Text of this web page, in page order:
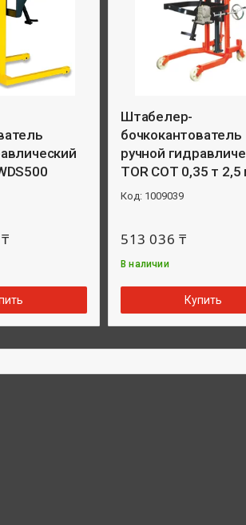
Штабелер-
бочкокантователь
ручной
TOR COT 0,35 т 2,5
1009039
513 036 ₸
В наличии
Купить